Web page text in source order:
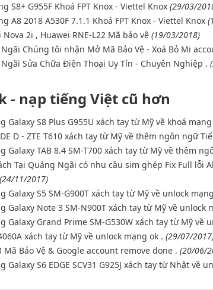
S8+ G955F Khoá FPT Knox - Viettel Knox (29/03/
A8 2018 A530F 7.1.1 Khoá FPT Knox - Viettel Knox
Nova 2i , Huawei RNE-L22 Mã bảo vệ (19/03/2018)
Chúng tôi nhận Mở Mã Bảo Vệ - Xoá Bỏ Mi
Sửa Chữa Điện Thoại Uy Tín - Chuyên Nghiệp .
- nạp tiếng Việt cũ hơn
Galaxy S8 Plus G955U xách tay từ Mỹ về khoá
D - ZTE T610 xách tay từ Mỹ về thêm ngôn ngữ
Galaxy TAB 8.4 SM-T700 xách tay từ Mỹ về thêm
Tại Quảng Ngãi có nhu cầu sim ghép Fix Full lỗi
(24/11/2017)
Galaxy S5 SM-G900T xách tay từ Mỹ về unlock
Galaxy Note 3 SM-N900T xách tay từ Mỹ về
Galaxy Grand Prime SM-G530W xách tay từ Mỹ về
xách tay từ Mỹ về unlock mạng ok . (29/07/
Mã Bảo Vệ & Google account remove done . (20/06/
Galaxy S6 EDGE SCV31 G925J xách tay từ Nhật về